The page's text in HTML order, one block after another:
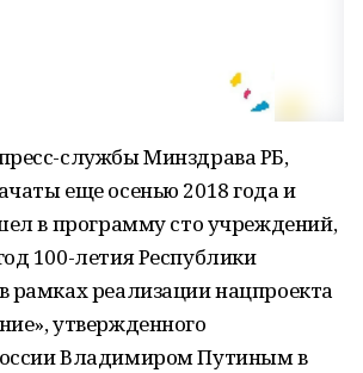
службы Минздрава РБ,
еще осенью 2018 года и
в программу сто учреждений,
100-летия Республики
рамках реализации нацпроекта
утвержденного
Владимиром Путиным в